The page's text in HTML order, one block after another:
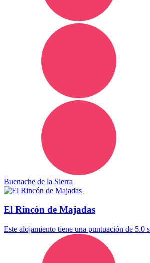
Buenache de la Sierra
El Rincón de Majadas
Este alojamiento tiene una puntuación de 5.0